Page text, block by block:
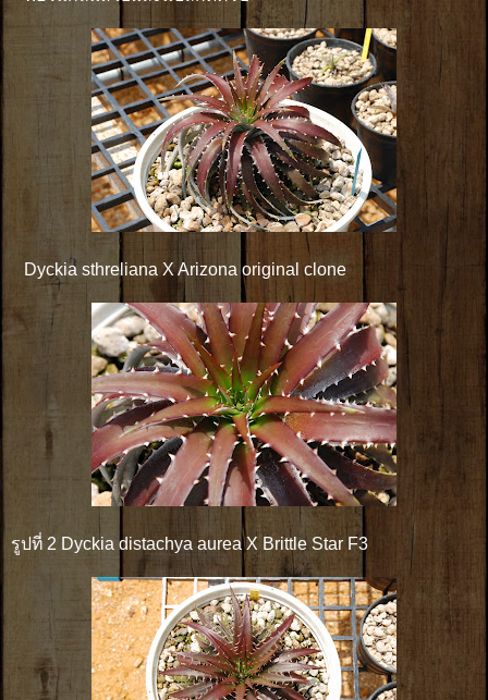
Dyckia sthreliana X Arizona original clone
รูปที่ 2 Dyckia distachya aurea X Brittle Star F3